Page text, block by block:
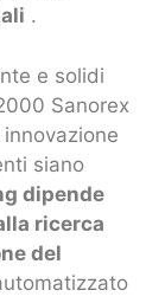
.
e solidi
Sanorex
siano
dipende
ricerca
del